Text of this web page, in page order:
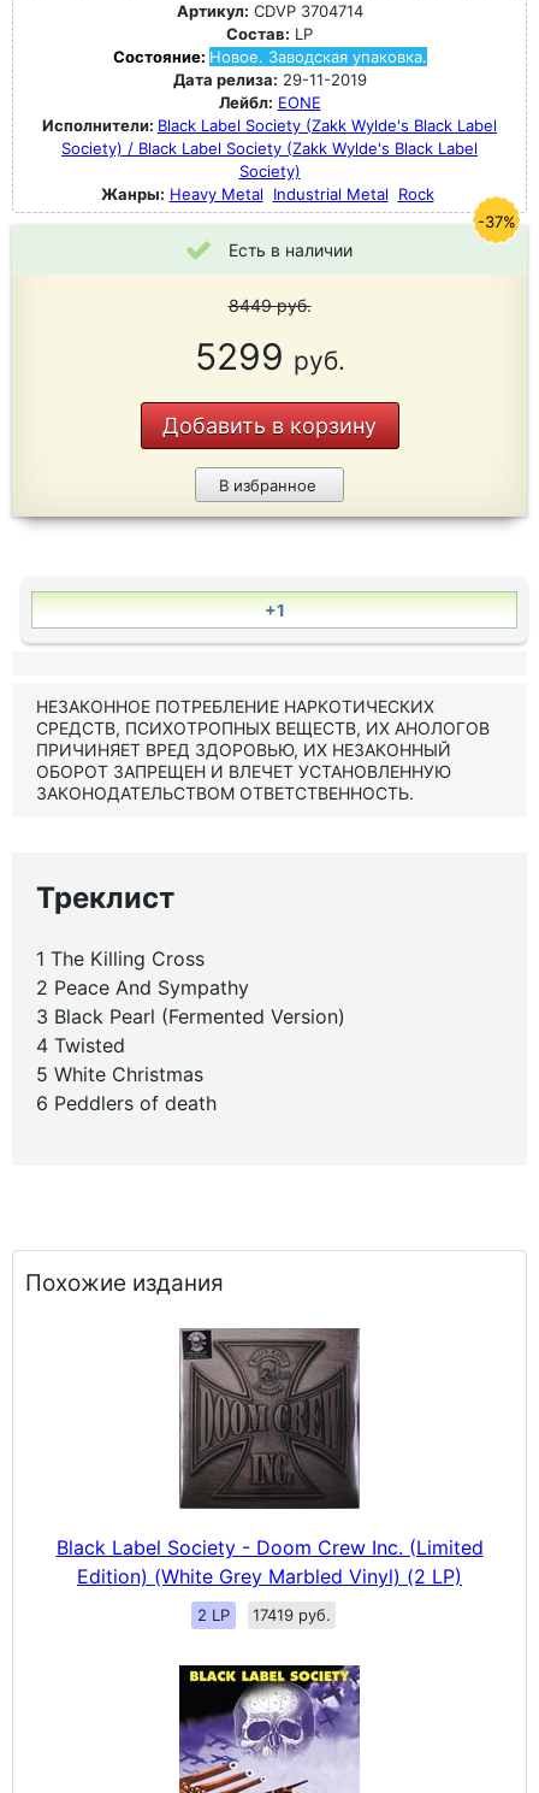
Артикул: CDVP 3704714
Состав: LP
Состояние: Новое. Заводская упаковка.
Дата релиза: 29-11-2019
Лейбл: EONE
Исполнители: Black Label Society (Zakk Wylde's Black Label
Society) / Black Label Society (Zakk Wylde's Black Label
Society)
Жанры: Heavy Metal Industrial Metal Rock
Есть в наличии
8449руб.
5299 руб.
Добавить в корзину
В избранное
-37%
+1
НЕЗАКОННОЕ ПОТРЕБЛЕНИЕ НАРКОТИЧЕСКИХ
СРЕДСТВ, ПСИХОТРОПНЫХ ВЕЩЕСТВ, ИХ АНОЛОГОВ
ПРИЧИНЯЕТ ВРЕД ЗДОРОВЬЮ, ИХ НЕЗАКОННЫЙ
ОБОРОТ ЗАПРЕЩЕН И ВЛЕЧЕТ УСТАНОВЛЕННУЮ
ЗАКОНОДАТЕЛЬСТВОМ ОТВЕТСТВЕННОСТЬ.
Треклист
1 The Killing Cross
2 Peace And Sympathy
3 Black Pearl (Fermented Version)
4 Twisted
5 White Christmas
6 Peddlers of death
Похожие издания
Black Label Society - Doom Crew Inc. (Limited
Edition) (White Grey Marbled Vinyl) (2 LP)
2 LP 17419 руб.